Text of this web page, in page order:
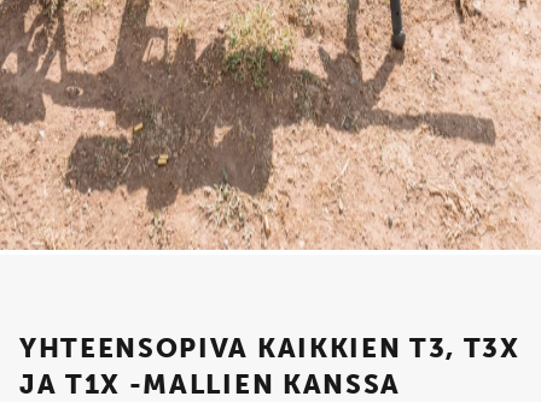
YHTEENSOPIVA KAIKKIEN T3, T3X
JA T1X -MALLIEN KANSSA